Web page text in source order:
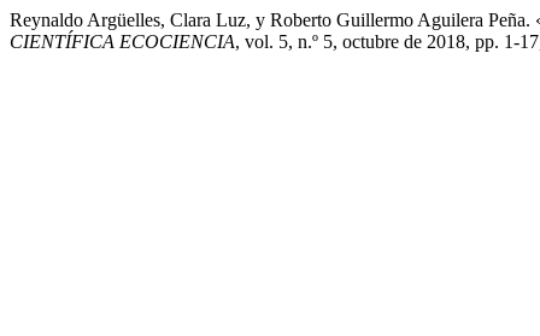
Reynaldo Argüelles, Clara Luz, y Roberto Guillermo Aguilera
CIENTÍFICA ECOCIENCIA, vol. 5, n.º 5, octubre de 2018, pp. 1-